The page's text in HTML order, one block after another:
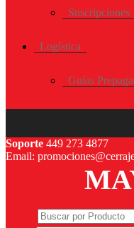
Suscripciones
Logística
Guías
Soporte 449 273 4877
Email: